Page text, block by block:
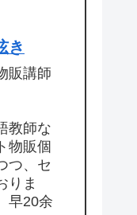
き
販講師
教師な
物販個
つ、セ
りま
早20余